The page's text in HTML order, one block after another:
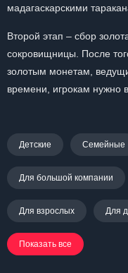
мадагаскарскими
Второй этап – сбор
сокровищницы. После
золотым монетам,
времени, игрокам нужно
Детские Семейные
Для большой компании
Для взрослых Для
Показать все